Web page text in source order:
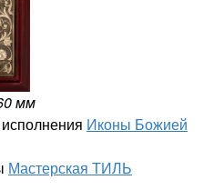
мм
Иконы Божией
Мастерская ТИЛЬ